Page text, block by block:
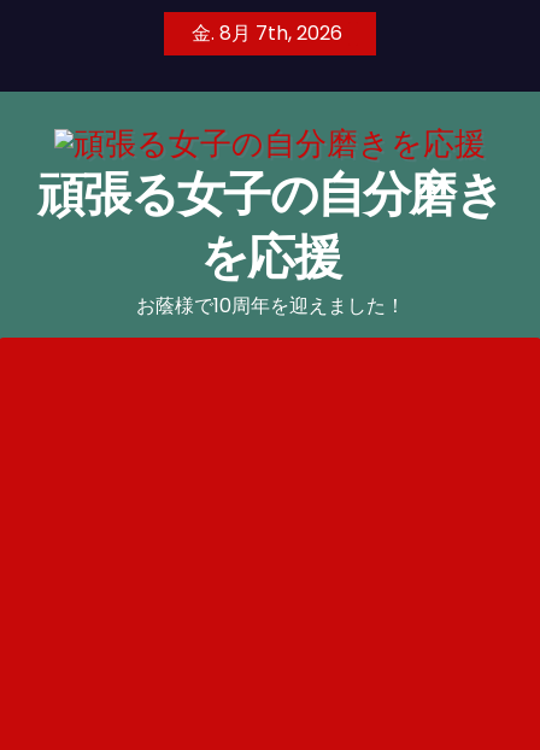
金. 8月 7th, 2026
頑張る女子の自分磨き
を応援
お蔭様で10周年を迎えました！